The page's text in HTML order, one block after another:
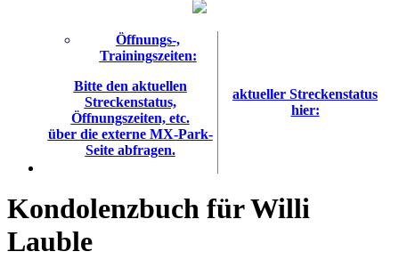
Öffnungs-,
Trainingszeiten:
Bitte den aktuellen
Streckenstatus,
Öffnungszeiten, etc.
über die externe MX-Park-
Seite abfragen.
aktueller Streckenstatus
hier:
Kondolenzbuch für Willi
Lauble